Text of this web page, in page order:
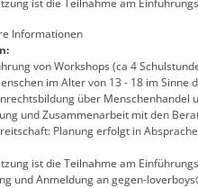
Informationen
von Workshops (ca 4
im Alter von 13 - 18 im Sinne
über Menschenhandel
und Zusammenarbeit mit den
Planung erfolgt in
ist die Teilnahme am
und Anmeldung an gegen-